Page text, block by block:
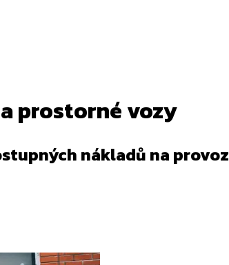
prostorné vozy
nákladů na provoz